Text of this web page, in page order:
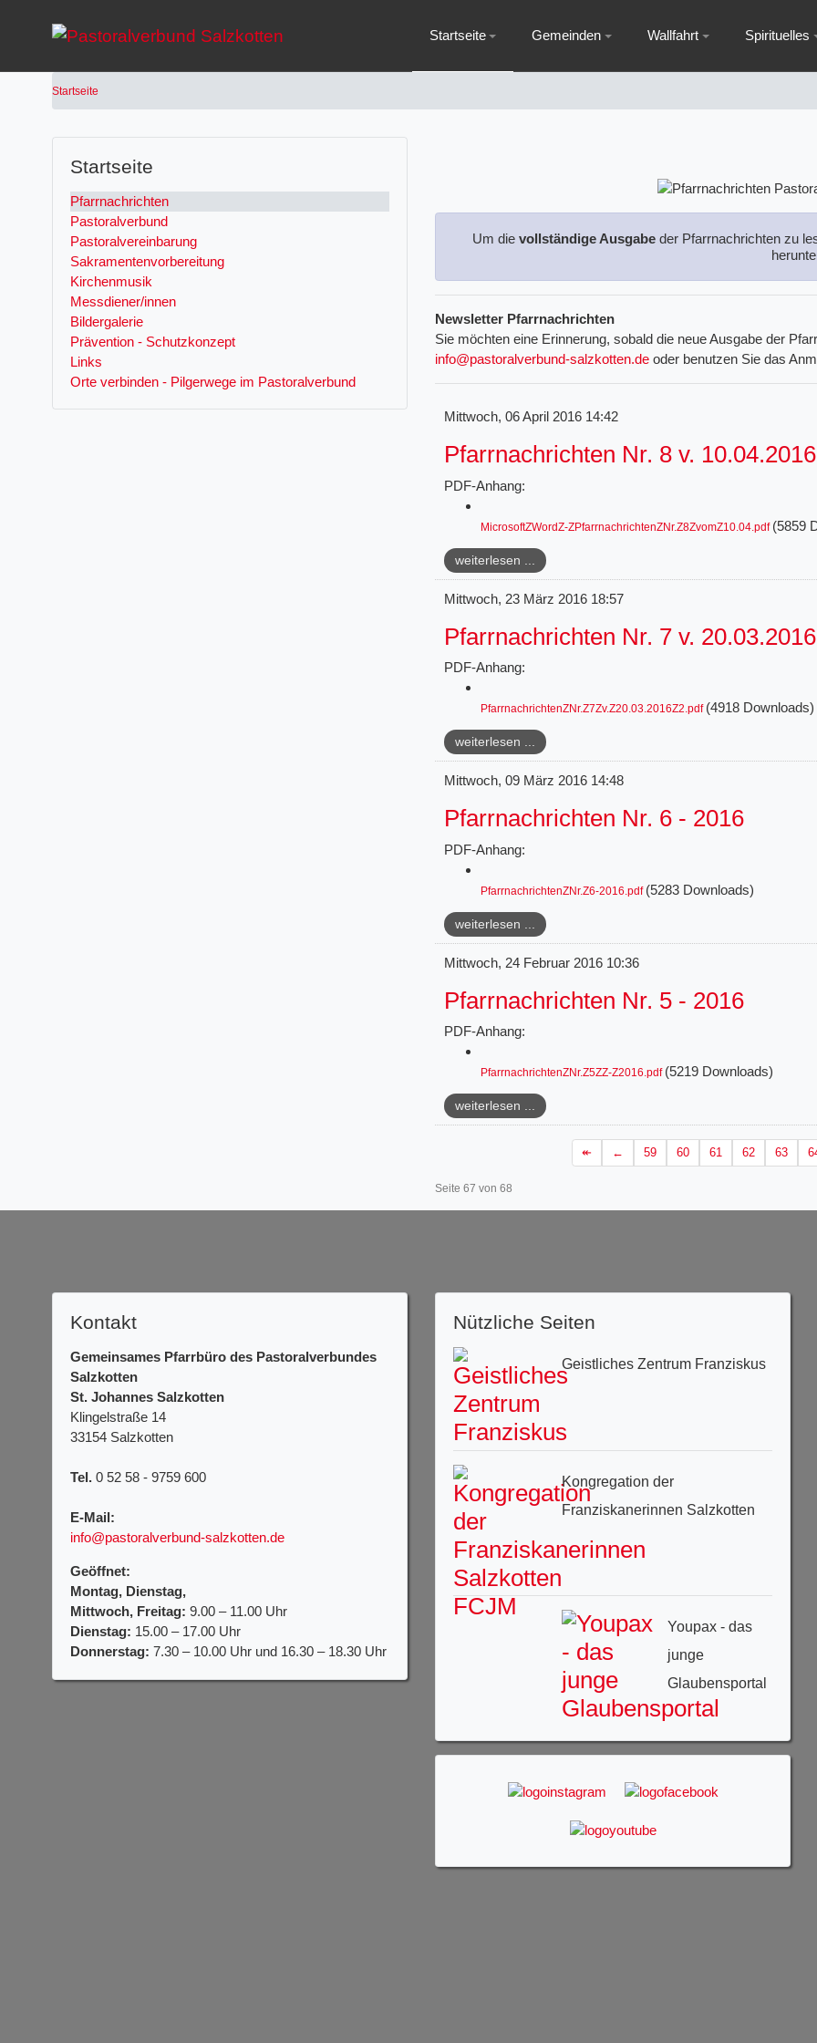
Startseite Gemeinden Wallfahrt Spirituelles
Startseite
Um die vollständige Ausgabeder Pfarrnachrichten zu
Newsletter Pfarrnachrichten
Sie möchten eine Erinnerung, sobald die neue Ausgabe der
info@pastoralverbund-salzkotten.de oder benutzen Sie das
Mittwoch, 06 April 2016 14:42
Pfarrnachrichten Nr. 8 v. 10.04.2016
PDF-Anhang:
MicrosoftZWordZ-ZPfarrnachrichtenZNr.Z8ZvomZ10.04.pdf (5859
weiterlesen ...
Mittwoch, 23 März 2016 18:57
Pfarrnachrichten Nr. 7 v. 20.03.2016
PDF-Anhang:
PfarrnachrichtenZNr.Z7Zv.Z20.03.2016Z2.pdf (4918 Downloads)
weiterlesen ...
Mittwoch, 09 März 2016 14:48
Pfarrnachrichten Nr. 6 - 2016
PDF-Anhang:
PfarrnachrichtenZNr.Z6-2016.pdf (5283 Downloads)
weiterlesen ...
Mittwoch, 24 Februar 2016 10:36
Pfarrnachrichten Nr. 5 - 2016
PDF-Anhang:
PfarrnachrichtenZNr.Z5ZZ-Z2016.pdf (5219 Downloads)
weiterlesen ...
59 60 61 62 63
Seite 67 von 68
Startseite
Pfarrnachrichten
Pastoralverbund
Pastoralvereinbarung
Sakramentenvorbereitung
Kirchenmusik
Messdiener/innen
Bildergalerie
Prävention - Schutzkonzept
Links
Orte verbinden - Pilgerwege im Pastoralverbund
Kontakt
Gemeinsames Pfarrbüro des Pastoralverbundes
Salzkotten
St. Johannes Salzkotten
Klingelstraße 14
33154 Salzkotten
Tel.0 52 58 - 9759 600
E-Mail:
info@pastoralverbund-salzkotten.de
Geöffnet:
Montag, Dienstag,
Mittwoch, Freitag: 9.00 – 11.00 Uhr
Dienstag: 15.00 – 17.00 Uhr
Donnerstag: 7.30 – 10.00 Uhr und 16.30 – 18.30 Uhr
Nützliche Seiten
Geistliches Zentrum Franziskus
Kongregation der
Franziskanerinnen Salzkotten
Youpax - das
junge
Glaubensportal